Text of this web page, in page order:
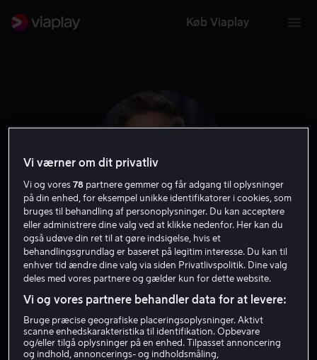
Køb Viaplay
Ward Horton
Vi værner om dit privatliv
Vi og vores78 partnere gemmer og får adgang til oplysninger
på din enhed, for eksempel unikke identifikatorer i cookies, som
bruges til behandling af personoplysninger. Du kan acceptere
eller administrere dine valg ved at klikke nedenfor. Her kan du
også udøve din ret til at gøre indsigelse, hvis et
behandlingsgrundlag er baseret på legitim interesse. Du kan til
enhver tid ændre dine valg via siden Privatlivspolitik. Dine valg
deles med vores partnere og gælder kun for dette website.
Vi og vores partnere behandler data for at levere:
Bruge præcise geografiske placeringsoplysninger. Aktivt
scanne enhedskarakteristika til identifikation. Opbevare
og/eller tilgå oplysninger på en enhed. Tilpasset annoncering
og indhold, annoncerings- og indholdsmåling,